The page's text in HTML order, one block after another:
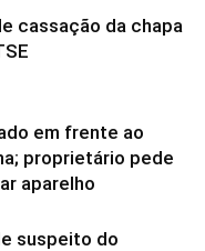
cassação da chapa
em frente ao
proprietário pede
aparelho
suspeito do